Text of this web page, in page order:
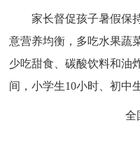
家长督促孩子暑假保
意营养均衡，多吃水果蔬
少吃甜食、碳酸饮料和油
间，小学生10小时、初中
全